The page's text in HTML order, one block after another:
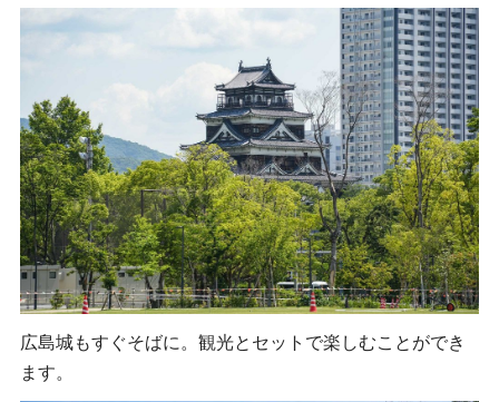
広島城もすぐそばに。観光とセットで楽しむことができ
ます。